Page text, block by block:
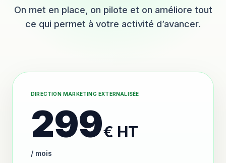
On met en place, on pilote et on améliore tout
ce qui permet à votre activité d’avancer.
DIRECTION MARKETING EXTERNALISÉE
299€ HT
/ mois